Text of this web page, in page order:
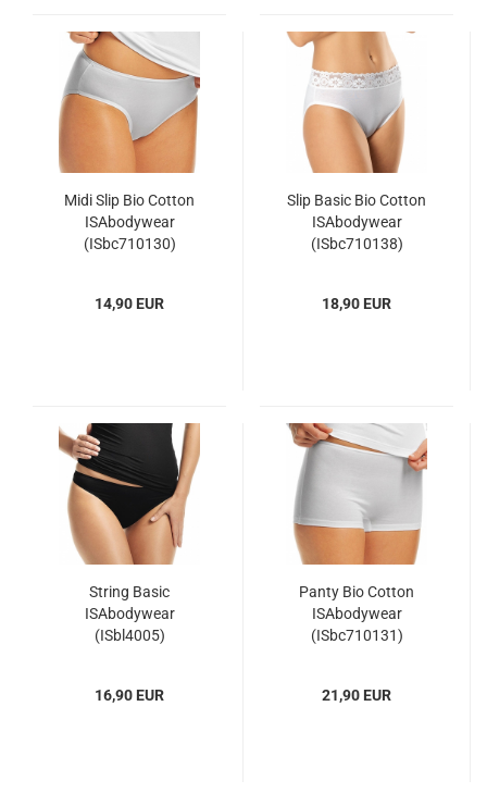
Midi Slip Bio Cotton
ISAbodywear
(ISbc710130)
14,90 EUR
Slip Basic Bio Cotton
ISAbodywear
(ISbc710138)
18,90 EUR
String Basic
ISAbodywear
(ISbl4005)
16,90 EUR
Panty Bio Cotton
ISAbodywear
(ISbc710131)
21,90 EUR